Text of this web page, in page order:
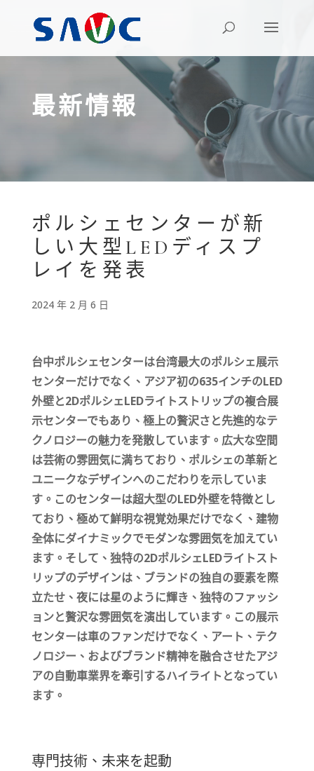
最新情報
ポルシェセンターが新
しい大型LEDディスプ
レイを発表
2024 年 2 月 6 日
台中ポルシェセンターは台湾最大のポルシェ展示
センターだけでなく、アジア初の635インチのLED
外壁と2DポルシェLEDライトストリップの複合展
示センターでもあり、極上の贅沢さと先進的なテ
クノロジーの魅力を発散しています。広大な空間
は芸術の雰囲気に満ちており、ポルシェの革新と
ユニークなデザインへのこだわりを示していま
す。このセンターは超大型のLED外壁を特徴とし
ており、極めて鮮明な視覚効果だけでなく、建物
全体にダイナミックでモダンな雰囲気を加えてい
ます。そして、独特の2DポルシェLEDライトスト
リップのデザインは、ブランドの独自の要素を際
立たせ、夜には星のように輝き、独特のファッシ
ョンと贅沢な雰囲気を演出しています。この展示
センターは車のファンだけでなく、アート、テク
ノロジー、およびブランド精神を融合させたアジ
アの自動車業界を牽引するハイライトとなってい
ます。
専門技術、未来を起動